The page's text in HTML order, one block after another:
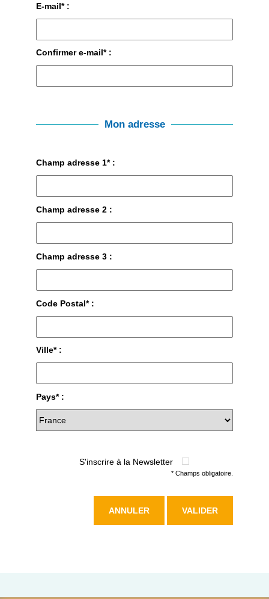
E-mail* :
Confirmer e-mail* :
Mon adresse
Champ adresse 1* :
Champ adresse 2 :
Champ adresse 3 :
Code Postal* :
Ville* :
Pays* :
S'inscrire à la Newsletter
* Champs obligatoire.
ANNULER